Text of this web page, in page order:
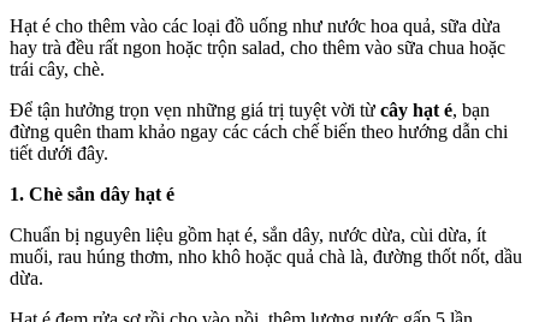
Hạt é cho thêm vào các loại đồ uống như nước hoa quả, sữa dừa
hay trà đều rất ngon hoặc trộn salad, cho thêm vào sữa chua hoặc
trái cây, chè.
Để tận hưởng trọn vẹn những giá trị tuyệt vời từ cây hạt é, bạn
đừng quên tham khảo ngay các cách chế biến theo hướng dẫn chi
tiết dưới đây.
1. Chè sắn dây hạt é
Chuẩn bị nguyên liệu gồm hạt é, sắn dây, nước dừa, cùi dừa, ít
muối, rau húng thơm, nho khô hoặc quả chà là, đường thốt nốt, dầu
dừa.